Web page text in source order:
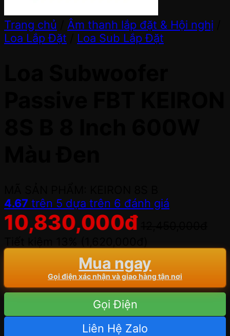
Trang chủ Âm thanh lắp đặt & Hội nghị
Loa Lắp Đặt
Loa Sub Lắp Đặt
4.67 trên 5 dựa trên 6 đánh giá
10,830,000đ
Mua ngay
Gọi điện xác nhận và giao hàng tận nơi
Gọi Điện
Liên Hệ Zalo